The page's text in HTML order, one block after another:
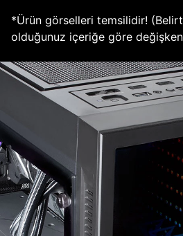
*Ürün görselleri temsilidir!
olduğunuz içeriğe göre